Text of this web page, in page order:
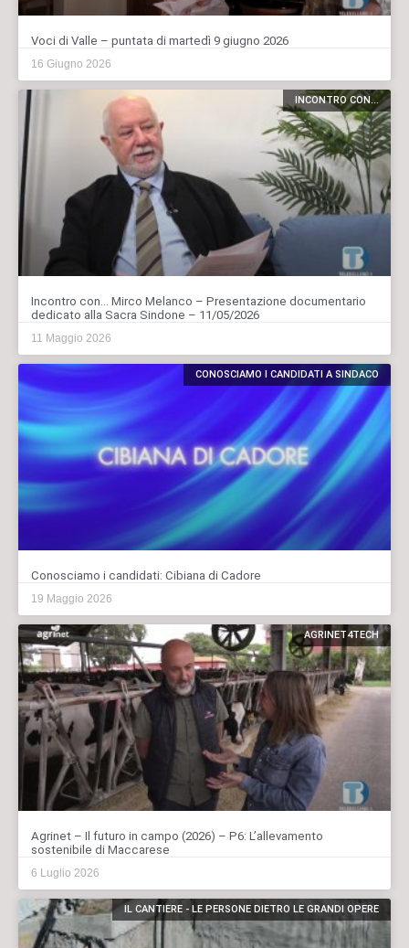
Voci di Valle – puntata di martedì 9 giugno 2026
16 Giugno 2026
INCONTRO CON...
Incontro con… Mirco Melanco – Presentazione documentario
dedicato alla Sacra Sindone – 11/05/2026
11 Maggio 2026
CONOSCIAMO I CANDIDATI A SINDACO
Conosciamo i candidati: Cibiana di Cadore
19 Maggio 2026
AGRINET4TECH
Agrinet – Il futuro in campo (2026) – P6: L’allevamento
sostenibile di Maccarese
6 Luglio 2026
IL CANTIERE - LE PERSONE DIETRO LE GRANDI OPERE